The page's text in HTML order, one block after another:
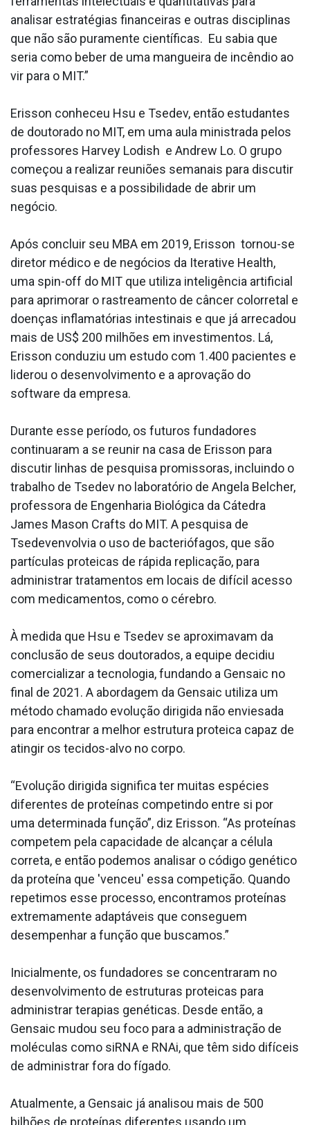
analisar estratégias financeiras e outras disciplinas
que não são puramente científicas. Eu sabia que
seria como beber de uma mangueira de incêndio ao
vir para o MIT.”
Erisson conheceu Hsu e Tsedev, então estudantes
de doutorado no MIT, em uma aula ministrada pelos
professores Harvey Lodish e Andrew Lo. O grupo
começou a realizar reuniões semanais para discutir
suas pesquisas e a possibilidade de abrir um
negócio.
Após concluir seu MBA em 2019, Erisson tornou-se
diretor médico e de negócios da Iterative Health,
uma spin-off do MIT que utiliza inteligência artificial
para aprimorar o rastreamento de câncer colorretal e
doenças inflamatórias intestinais e que já arrecadou
mais de US$ 200 milhões em investimentos. Lá,
Erisson conduziu um estudo com 1.400 pacientes e
liderou o desenvolvimento e a aprovação do
software da empresa.
Durante esse período, os futuros fundadores
continuaram a se reunir na casa de Erisson para
discutir linhas de pesquisa promissoras, incluindo o
trabalho de Tsedev no laboratório de Angela Belcher,
professora de Engenharia Biológica da Cátedra
James Mason Crafts do MIT. A pesquisa de
Tsedevenvolvia o uso de bacteriófagos, que são
partículas proteicas de rápida replicação, para
administrar tratamentos em locais de difícil acesso
com medicamentos, como o cérebro.
À medida que Hsu e Tsedev se aproximavam da
conclusão de seus doutorados, a equipe decidiu
comercializar a tecnologia, fundando a Gensaic no
final de 2021. A abordagem da Gensaic utiliza um
método chamado evolução dirigida não enviesada
para encontrar a melhor estrutura proteica capaz de
atingir os tecidos-alvo no corpo.
“Evolução dirigida significa ter muitas espécies
diferentes de proteínas competindo entre si por
uma determinada função”, diz Erisson. “As proteínas
competem pela capacidade de alcançar a célula
correta, e então podemos analisar o código genético
da proteína que 'venceu' essa competição. Quando
repetimos esse processo, encontramos proteínas
extremamente adaptáveis que conseguem
desempenhar a função que buscamos.”
Inicialmente, os fundadores se concentraram no
desenvolvimento de estruturas proteicas para
administrar terapias genéticas. Desde então, a
Gensaic mudou seu foco para a administração de
moléculas como siRNA e RNAi, que têm sido difíceis
de administrar fora do fígado.
Atualmente, a Gensaic já analisou mais de 500
bilhões de proteínas diferentes usando um